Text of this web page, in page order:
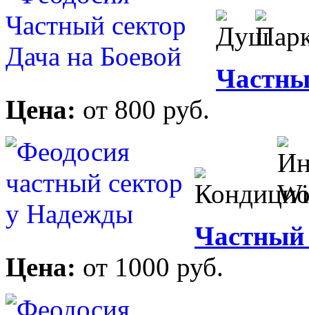
Цена: от 800 руб.
Частный
Цена: от 1000 руб.